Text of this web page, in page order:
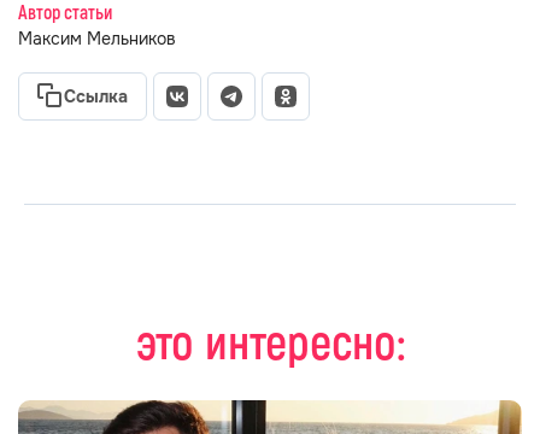
Автор статьи
Максим Мельников
Ссылка
это интересно: